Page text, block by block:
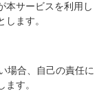
本サービスを利用し
ます。
場合、自己の責任に
す。